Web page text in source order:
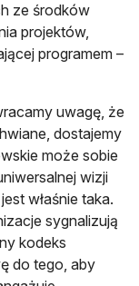
ze środków
projektów,
programem –
uwagę, że
dostajemy
może sobie
wizji
właśnie taka.
sygnalizują
kodeks
do tego, aby